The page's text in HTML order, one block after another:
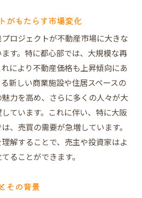
アの可能性を探る
た物件の選定方法
見極め方
フスタイルへの対応
のチャンスとリスク
不動産売買を成功させる鍵は何
重要性とその方法
活かした売却戦略
ドバイスを活かす方法
がもたらす市場変化
ロジェクトが不動産市場に大きな
す。特に都心部では、大規模な再
により不動産価格も上昇傾向にあ
新しい商業施設や住居スペースの
力を高め、さらに多くの人々が大
ています。これに伴い、特に大阪
、売買の需要が急増しています。
解することで、売主や投資家はよ
ることができます。
その背景